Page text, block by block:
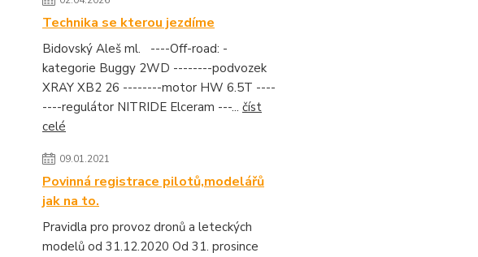
Technika se kterou jezdíme
Bidovský Aleš ml. ----Off-road: -
kategorie Buggy 2WD --------podvozek
XRAY XB2 26 --------motor HW 6.5T ----
----regulátor NITRIDE Elceram ---... číst
celé
09.01.2021
Povinná registrace pilotů,modelářů
jak na to.
Pravidla pro provoz dronů a leteckých
modelů od 31.12.2020 Od 31. prosince